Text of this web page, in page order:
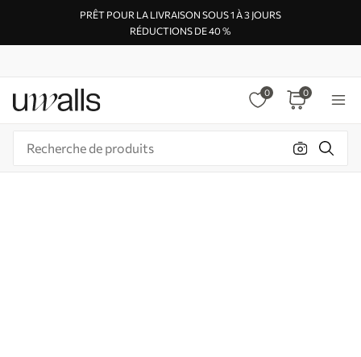
PRÊT POUR LA LIVRAISON SOUS 1 À 3 JOURS
RÉDUCTIONS DE 40 %
0 0